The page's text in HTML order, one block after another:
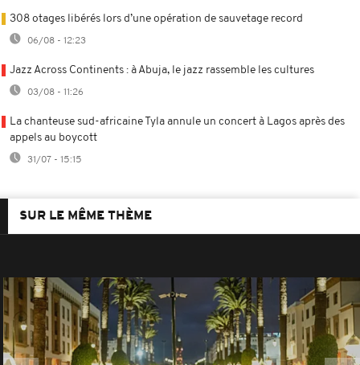
308 otages libérés lors d’une opération de sauvetage record
06/08 - 12:23
Jazz Across Continents : à Abuja, le jazz rassemble les cultures
03/08 - 11:26
La chanteuse sud-africaine Tyla annule un concert à Lagos après des
appels au boycott
31/07 - 15:15
SUR LE MÊME THÈME